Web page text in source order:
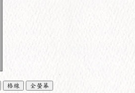
格線 全螢幕